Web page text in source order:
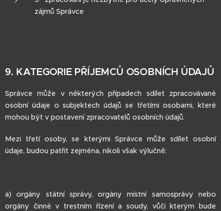
zájmů Správce
9. KATEGORIE PŘÍJEMCŮ OSOBNÍCH ÚDAJŮ
Správce může v některých případech sdílet zpracovávané
osobní údaje o subjektech údajů se třetími osobami, které
mohou být v postavení zpracovatelů osobních údajů.
Mezi třetí osoby, se kterými Správce může sdílet osobní
údaje, budou patřit zejména, nikoli však výlučně:
a) orgány státní správy, orgány místní samosprávy nebo
orgány činné v trestním řízení a soudy, vůči kterým bude